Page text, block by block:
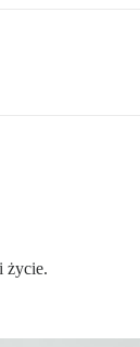
życie.